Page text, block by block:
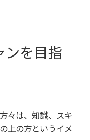
ンを目指
々は、知識、スキ
上の方というイメ